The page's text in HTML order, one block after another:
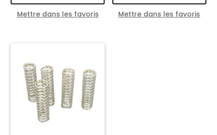
Mettre dans les favoris Mettre dans les favoris